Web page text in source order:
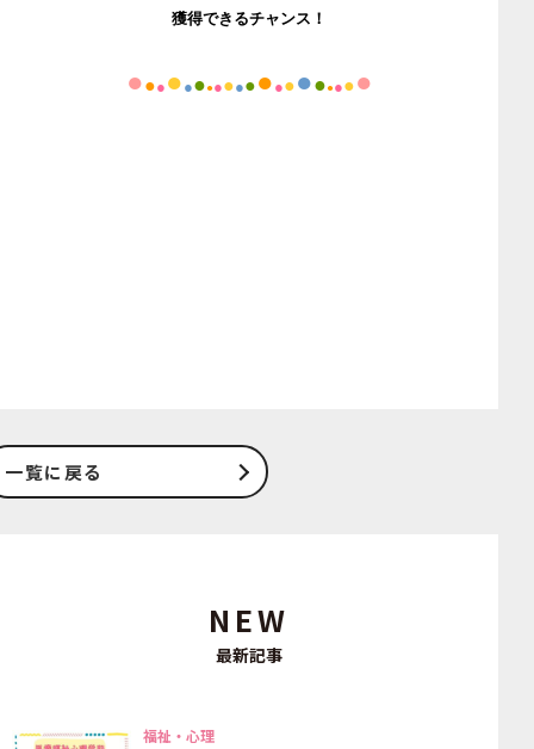
NEW
最新記事
福祉・心理
獲得できるチャンス！
●●● ● ●●●●●●●● ●●●●●●●●
一覧に戻る